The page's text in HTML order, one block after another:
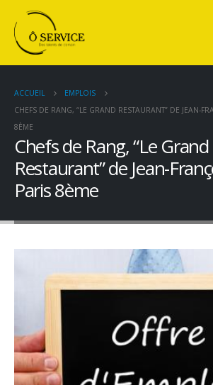
ACCUEIL
EMPLOIS
CHEFS DE RANG, “LE GRAND RESTAURANT” DE JEAN-
8ÈME
Chefs de Rang, “Le Grand
Restaurant” de Jean-
Paris 8ème